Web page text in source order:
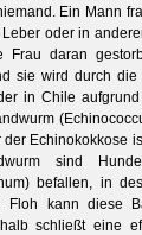
Ein Mann
oder in
daran
sie wird durch
in Chile
Echinokokkose
sind
befallen, in
kann diese
schließt eine